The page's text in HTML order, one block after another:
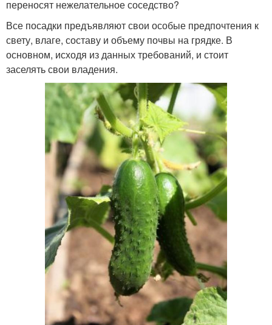
переносят нежелательное соседство?
Все посадки предъявляют свои особые предпочтения к
свету, влаге, составу и объему почвы на грядке. В
основном, исходя из данных требований, и стоит
заселять свои владения.